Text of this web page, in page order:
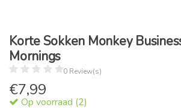
Korte Sokken Monkey
Mornings
0 Review(s)
€7,99
Op voorraad (2)